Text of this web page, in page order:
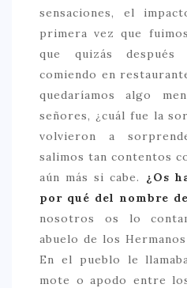
sensaciones, el
primera vez que
que quizás
comiendo en
quedaríamos algo
señores, ¿cuál fue la
volvieron a
salimos tan contentos
aún más si cabe. ¿Os
por qué del nombre
nosotros os lo
abuelo de los
En el pueblo le
mote o apodo entre